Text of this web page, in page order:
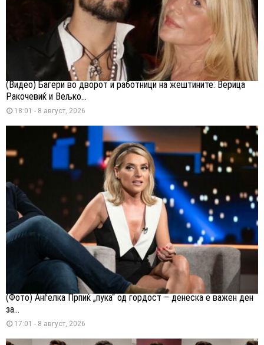
(Видео) Багери во дворот и работници на жештините: Верица
Ракочевиќ и Вељко...
18:01 - 8 август, 2026
(Фото) Анѓелка Прпиќ „пука“ од гордост – денеска е важен ден
за...
17:01 - 8 август, 2026